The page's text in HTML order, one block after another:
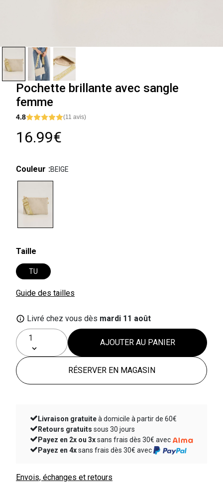
Pochette brillante avec sangle
femme
4.8 (11 avis)
16.99€
Couleur BEIGE
Taille
TU
Guide des tailles
Livré chez vous dès mardi 11 août
AJOUTER AU PANIER
RÉSERVER EN MAGASIN
Livraison gratuite
à domicile à partir de 60€
Retours gratuits
sous 30 jours
Payez en 2x ou 3x
sans frais dès 30€ avec
Payez en 4x
sans frais dès 30€ avec
Envois, échanges et retours